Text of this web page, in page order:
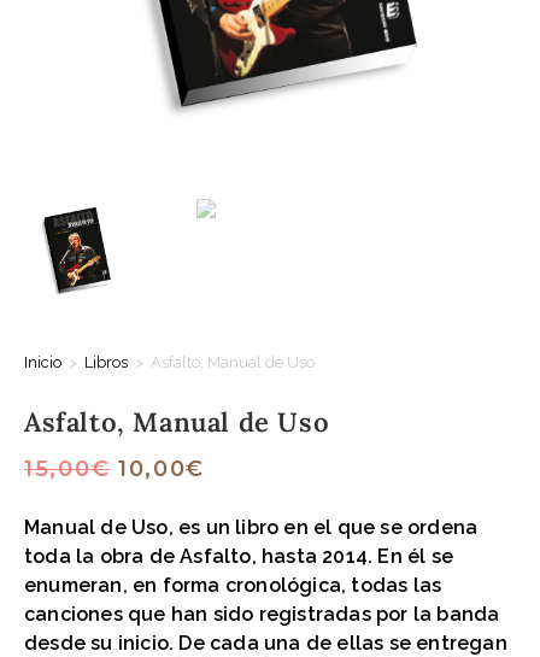
Inicio > Libros > Asfalto, Manual de Uso
Asfalto, Manual de Uso
15,00€ 10,00€
Manual de Uso, es un libro en el que se ordena
toda la obra de Asfalto, hasta 2014. En él se
enumeran, en forma cronológica, todas las
canciones que han sido registradas por la banda
desde su inicio. De cada una de ellas se entregan